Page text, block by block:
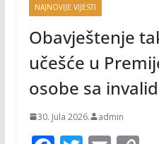
NAJNOVIJE VIJESTI
Obavještenje
učešće u
osobe sa
30. Jula 2026. admin